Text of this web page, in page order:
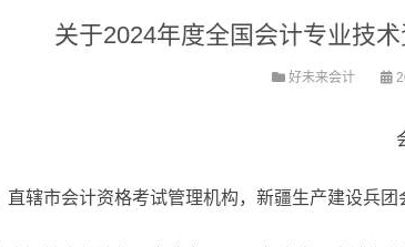
关于2024年度全国会计专业技
好未来会计
直辖市会计资格考试管理机构，新疆生产建设兵团